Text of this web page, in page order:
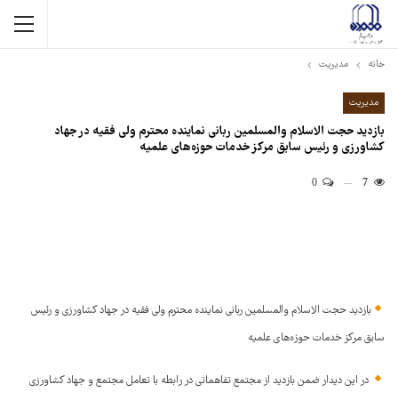
خانه مدیریت
مدیریت
بازدید حجت الاسلام والمسلمین ربانی نماینده محترم ولی فقیه در جهاد
کشاورزی و رئیس سابق مرکز خدمات حوزه‌های علمیه
7
بازدید حجت الاسلام والمسلمین ربانی نماینده محترم ولی فقیه در جهاد کشاورزی و رئیس
سابق مرکز خدمات حوزه‌های علمیه
در این دیدار ضمن بازدید از مجتمع تفاهماتی در رابطه با تعامل مجتمع و جهاد کشاورزی